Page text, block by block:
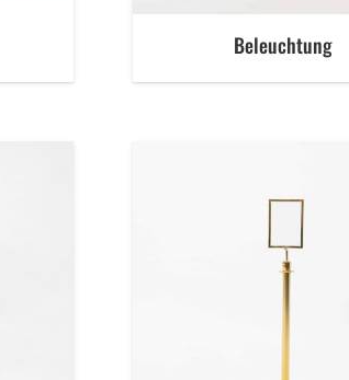
Beleuchtung